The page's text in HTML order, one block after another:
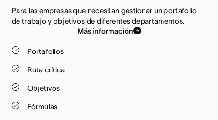
Para las empresas que necesitan gestionar un portafolio
de trabajo y objetivos de diferentes departamentos.
Más información
Portafolios
Ruta crítica
Objetivos
Fórmulas